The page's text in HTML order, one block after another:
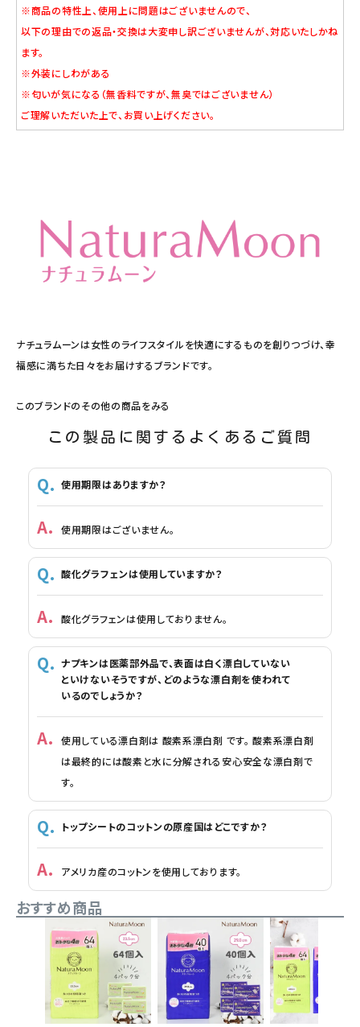
※商品の特性上、使用上に問題はございませんので、
以下の理由での返品・交換は大変申し訳ございませんが、対応いたしかね
ます。
※外装にしわがある
※匂いが気になる（無香料ですが、無臭ではございません）
ご理解いただいた上で、お買い上げください。
ナチュラムーンは女性のライフスタイルを快適にするものを創りつづけ、幸
福感に満ちた日々をお届けするブランドです。
このブランドのその他の商品をみる
この製品に関するよくあるご質問
使用期限はありますか？
使用期限はございません。
酸化グラフェンは使用していますか？
酸化グラフェンは使用しておりません。
ナプキンは医薬部外品で、表面は白く漂白していない
といけないそうですが、どのような漂白剤を使われて
いるのでしょうか？
使用している漂白剤は 酸素系漂白剤 です。 酸素系漂白剤
は最終的には酸素と水に分解される安心安全な漂白剤で
す。
トップシートのコットンの原産国はどこですか？
アメリカ産のコットンを使用しております。
おすすめ商品